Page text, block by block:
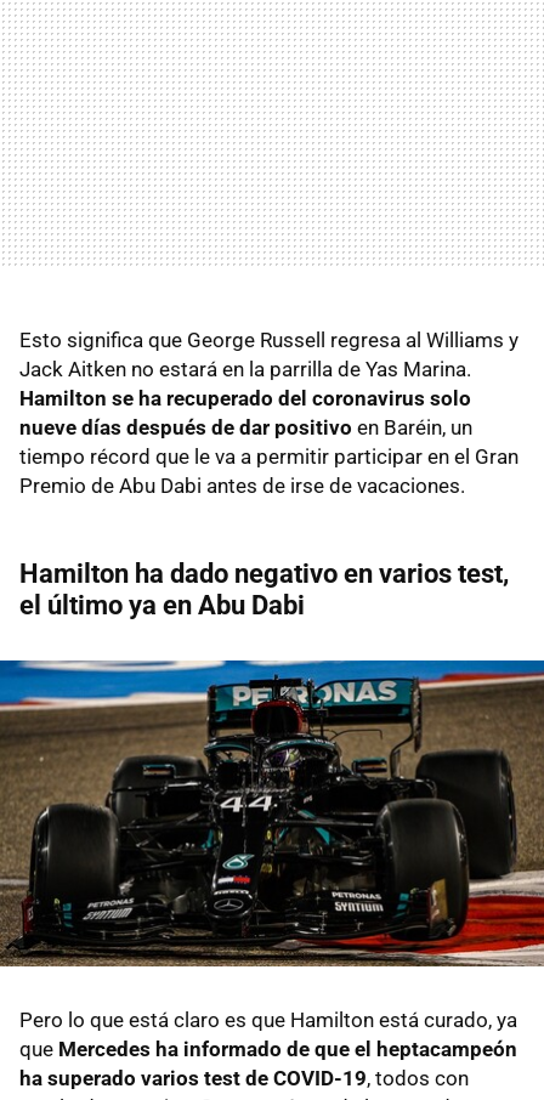
Esto significa que George Russell regresa al Williams y
Jack Aitken no estará en la parrilla de Yas Marina.
Hamilton se ha recuperado del coronavirus solo
nueve días después de dar positivo en Baréin, un
tiempo récord que le va a permitir participar en el Gran
Premio de Abu Dabi antes de irse de vacaciones.
Hamilton ha dado negativo en varios test,
el último ya en Abu Dabi
Pero lo que está claro es que Hamilton está curado, ya
que Mercedes ha informado de que el heptacampeón
ha superado varios test de COVID-19, todos con